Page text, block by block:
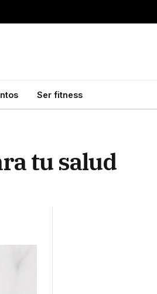
Ser fitness
tu salud